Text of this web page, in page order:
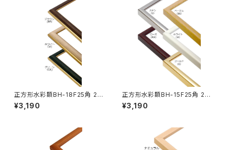
正方形水彩額BH-18F25角 25
0×250ミリ
¥3,190
正方形水彩額BH-15F25角 25
0×250ミリ
¥3,190